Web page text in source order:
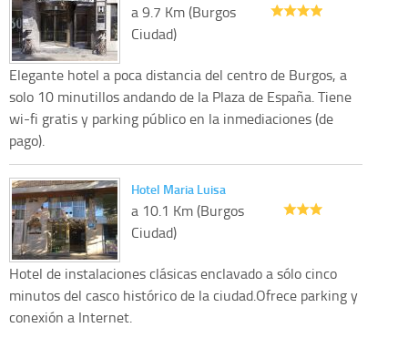
a 9.7 Km (Burgos
Ciudad)
Elegante hotel a poca distancia del centro de Burgos, a
solo 10 minutillos andando de la Plaza de España. Tiene
wi-fi gratis y parking público en la inmediaciones (de
pago).
Hotel Maria Luisa
a 10.1 Km (Burgos
Ciudad)
Hotel de instalaciones clásicas enclavado a sólo cinco
minutos del casco histórico de la ciudad.Ofrece parking y
conexión a Internet.